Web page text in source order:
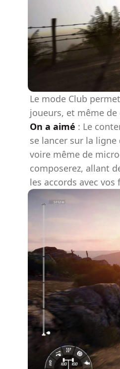
Le mode Club
joueurs, et même de
On a aimé : Le
se lancer sur la
voire même de
composerez, allant
les accords avec vos